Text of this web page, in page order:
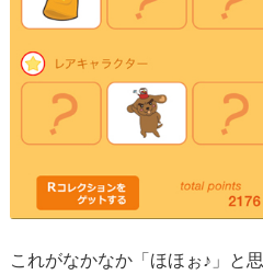
これがなかなか「ほほぉ♪」と